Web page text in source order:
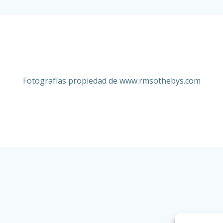
Fotografías propiedad de www.rmsothebys.com